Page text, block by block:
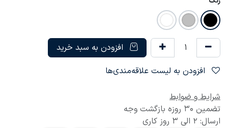
افزودن به سبد خرید
شرایط و ضوابط
تضمین 30 روزه بازگشت وجه
ارسال: 2 الی 3 روز کاری